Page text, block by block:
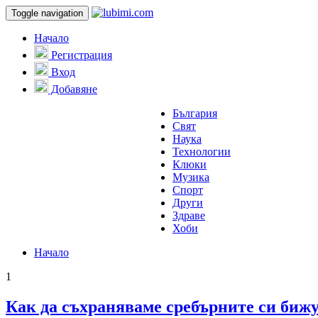
Toggle navigation
Начало
Регистрация
Вход
Добавяне
България
Свят
Наука
Технологии
Клюки
Музика
Спорт
Други
Здраве
Хоби
Начало
1
Как да съхраняваме сребърните си